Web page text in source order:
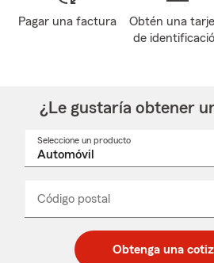
Pagar una factura
Obtén una
de
¿Le gustaría obtener
Seleccione un producto
desplegable
Código postal
de
de
_____
Obtenga una